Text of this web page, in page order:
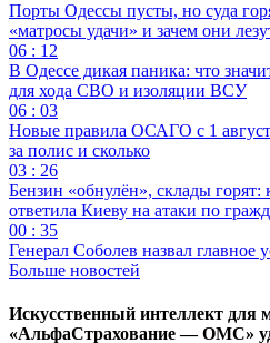
Порты Одессы пусты, но суда
«матросы удачи» и зачем они
06 : 12
В Одессе дикая паника: что
для хода СВО и изоляции ВСУ
06 : 03
Новые правила ОСАГО с 1
за полис и сколько
03 : 26
Бензин «обнулён», склады горят:
ответила Киеву на атаки по
00 : 35
Генерал Соболев назвал
Больше новостей
Искусственный интеллект для
«АльфаСтрахование — ОМС»